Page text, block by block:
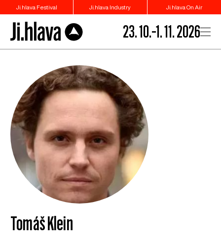
Ji.hlava Festival Ji.hlava Industry Ji.hlava On Air
23. 10.–1. 11. 2026
Tomáš Klein